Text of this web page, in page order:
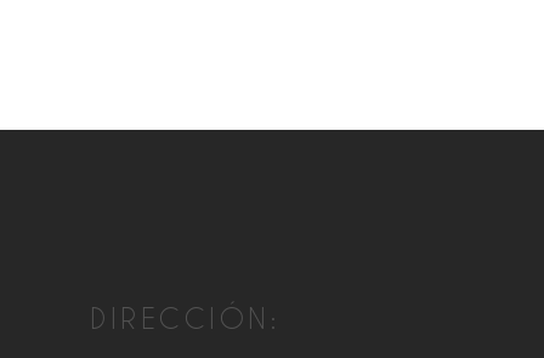
DIRECCIÓN: